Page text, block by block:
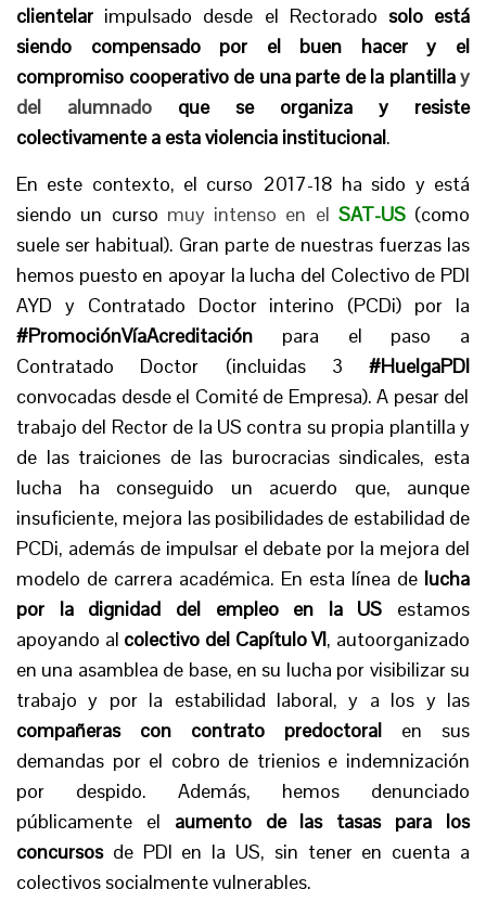
clientelar impulsado desde el Rectorado solo está
siendo compensado por el buen hacer y el
compromiso cooperativo de una parte de la plantillay
del alumnado que se organiza y resiste
colectivamente a esta violencia institucional.
En este contexto, el curso 2017-18 ha sido y está
siendo un curso muy intenso en el SAT-US(como
suele ser habitual). Gran parte de nuestras fuerzas las
hemos puesto en apoyar la lucha del Colectivo de PDI
AYD y Contratado Doctor interino (PCDi) por la
#PromociónVíaAcreditación para el paso a
Contratado Doctor (incluidas 3 #HuelgaPDI
convocadas desde el Comité de Empresa). A pesar del
trabajo del Rector de la US contra su propia plantilla y
de las traiciones de las burocracias sindicales, esta
lucha ha conseguido un acuerdo que, aunque
insuficiente, mejora las posibilidades de estabilidad de
PCDi, además de impulsar el debate por la mejora del
modelo de carrera académica. En esta línea de lucha
por la dignidad del empleo en la US estamos
apoyando al colectivo del Capítulo VI, autoorganizado
en una asamblea de base, en su lucha por visibilizar su
trabajo y por la estabilidad laboral, y a los y las
compañeras con contrato predoctoral en sus
demandas por el cobro de trienios e indemnización
por despido. Además, hemos denunciado
públicamente el aumento de las tasas para los
concursosde PDI en la US, sin tener en cuenta a
colectivos socialmente vulnerables.